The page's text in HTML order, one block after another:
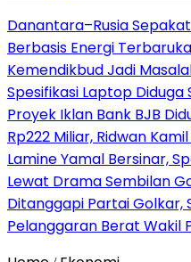
Danantara–Rusia
Berbasis Energi
Kemendikbud Jadi
Spesifikasi Laptop Diduga
Proyek Iklan Bank BJB
Rp222 Miliar, Ridwan
Lamine Yamal Bersinar,
Lewat Drama Sembilan
Ditanggapi Partai Golkar,
Pelanggaran Berat Wakil